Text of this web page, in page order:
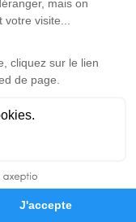
Hommages
est